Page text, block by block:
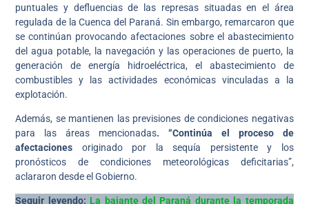
puntuales y defluencias de las represas situadas en el área
regulada de la Cuenca del Paraná. Sin embargo, remarcaron que
se continúan provocando afectaciones sobre el abastecimiento
del agua potable, la navegación y las operaciones de puerto, la
generación de energía hidroeléctrica, el abastecimiento de
combustibles y las actividades económicas vinculadas a la
explotación.
Además, se mantienen las previsiones de condiciones negativas
para las áreas mencionadas. “Continúa el proceso de
afectaciones originado por la sequía persistente y los
pronósticos de condiciones meteorológicas deficitarias”,
aclararon desde el Gobierno.
Seguir leyendo: La bajante del Paraná durante la temporada